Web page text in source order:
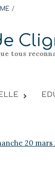
tous
20 mars